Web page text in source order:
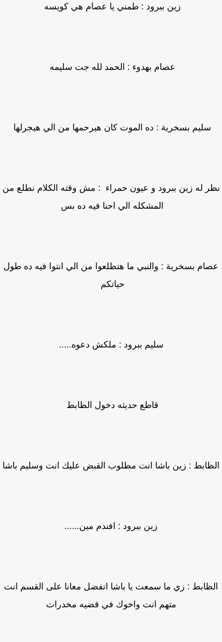
زين ببرود : طمني يا عصام هي كويسه
عصام بهدوء : الحمد لله جت سليمه
سليم بسخرية : ده الموت كان هيرحمها من الي هيجرلها
له زين ببرود و عيون حمراء : مش وقته الكلام نطلع من
المشكله الي احنا فيه ده بس
بسخرية : والنبي ما هتطلعوا من الي انتوا فيه ده طول
حياتكم
سليم ببرود : ملكش دعوه.....
قاطع حديثه دخول الظابط
: زين باشا انت مطلوب القبض عليك انت وسليم باشا
زين ببرود : افندم مين......
: زي ما سمعت يا باشا اتفضل معانا على القسم انت
متهم انت واخوك في قضيه مخدرات